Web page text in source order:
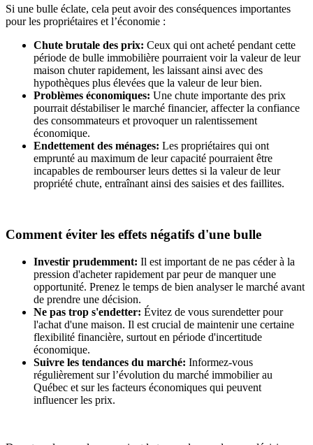
Si une bulle éclate, cela peut avoir des conséquences importantes
pour les propriétaires et l’économie :
Chute brutale des prix: Ceux qui ont acheté pendant cette
période de bulle immobilière pourraient voir la valeur de leur
maison chuter rapidement, les laissant ainsi avec des
hypothèques plus élevées que la valeur de leur bien.
Problèmes économiques: Une chute importante des prix
pourrait déstabiliser le marché financier, affecter la confiance
des consommateurs et provoquer un ralentissement
économique.
Endettement des ménages: Les propriétaires qui ont
emprunté au maximum de leur capacité pourraient être
incapables de rembourser leurs dettes si la valeur de leur
propriété chute, entraînant ainsi des saisies et des faillites.
Comment éviter les effets négatifs d'une bulle
Investir prudemment: Il est important de ne pas céder à la
pression d'acheter rapidement par peur de manquer une
opportunité. Prenez le temps de bien analyser le marché avant
de prendre une décision.
Ne pas trop s'endetter: Évitez de vous surendetter pour
l'achat d'une maison. Il est crucial de maintenir une certaine
flexibilité financière, surtout en période d'incertitude
économique.
Suivre les tendances du marché: Informez-vous
régulièrement sur l’évolution du marché immobilier au
Québec et sur les facteurs économiques qui peuvent
influencer les prix.